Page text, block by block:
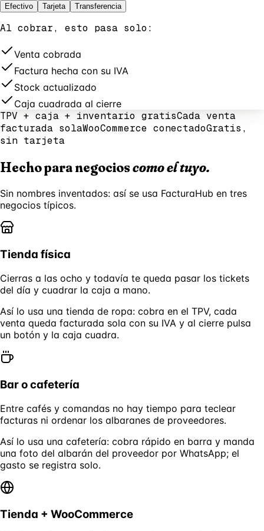
Efectivo Tarjeta Transferencia
Al cobrar, esto pasa solo:
Venta cobrada
Factura hecha con su IVA
Stock actualizado
Caja cuadrada al cierre
TPV + caja + inventario gratisCada venta
facturada solaWooCommerce conectadoGratis,
sin tarjeta
Hecho para negocioscomo el tuyo.
Sin nombres inventados: así se usa FacturaHub en tres
negocios típicos.
Tienda física
Cierras a las ocho y todavía te queda pasar los tickets
del día y cuadrar la caja a mano.
Así lo usa una tienda de ropa: cobra en el TPV, cada
venta queda facturada sola con su IVA y al cierre pulsa
un botón y la caja cuadra.
Bar o cafetería
Entre cafés y comandas no hay tiempo para teclear
facturas ni ordenar los albaranes de proveedores.
Así lo usa una cafetería: cobra rápido en barra y manda
una foto del albarán del proveedor por WhatsApp; el
gasto se registra solo.
Tienda + WooCommerce